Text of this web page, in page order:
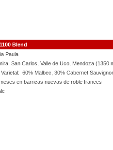
Blend
Paula
San Carlos, Valle de Uco, Mendoza (1350
60% Malbec, 30% Cabernet
en barricas nuevas de roble frances